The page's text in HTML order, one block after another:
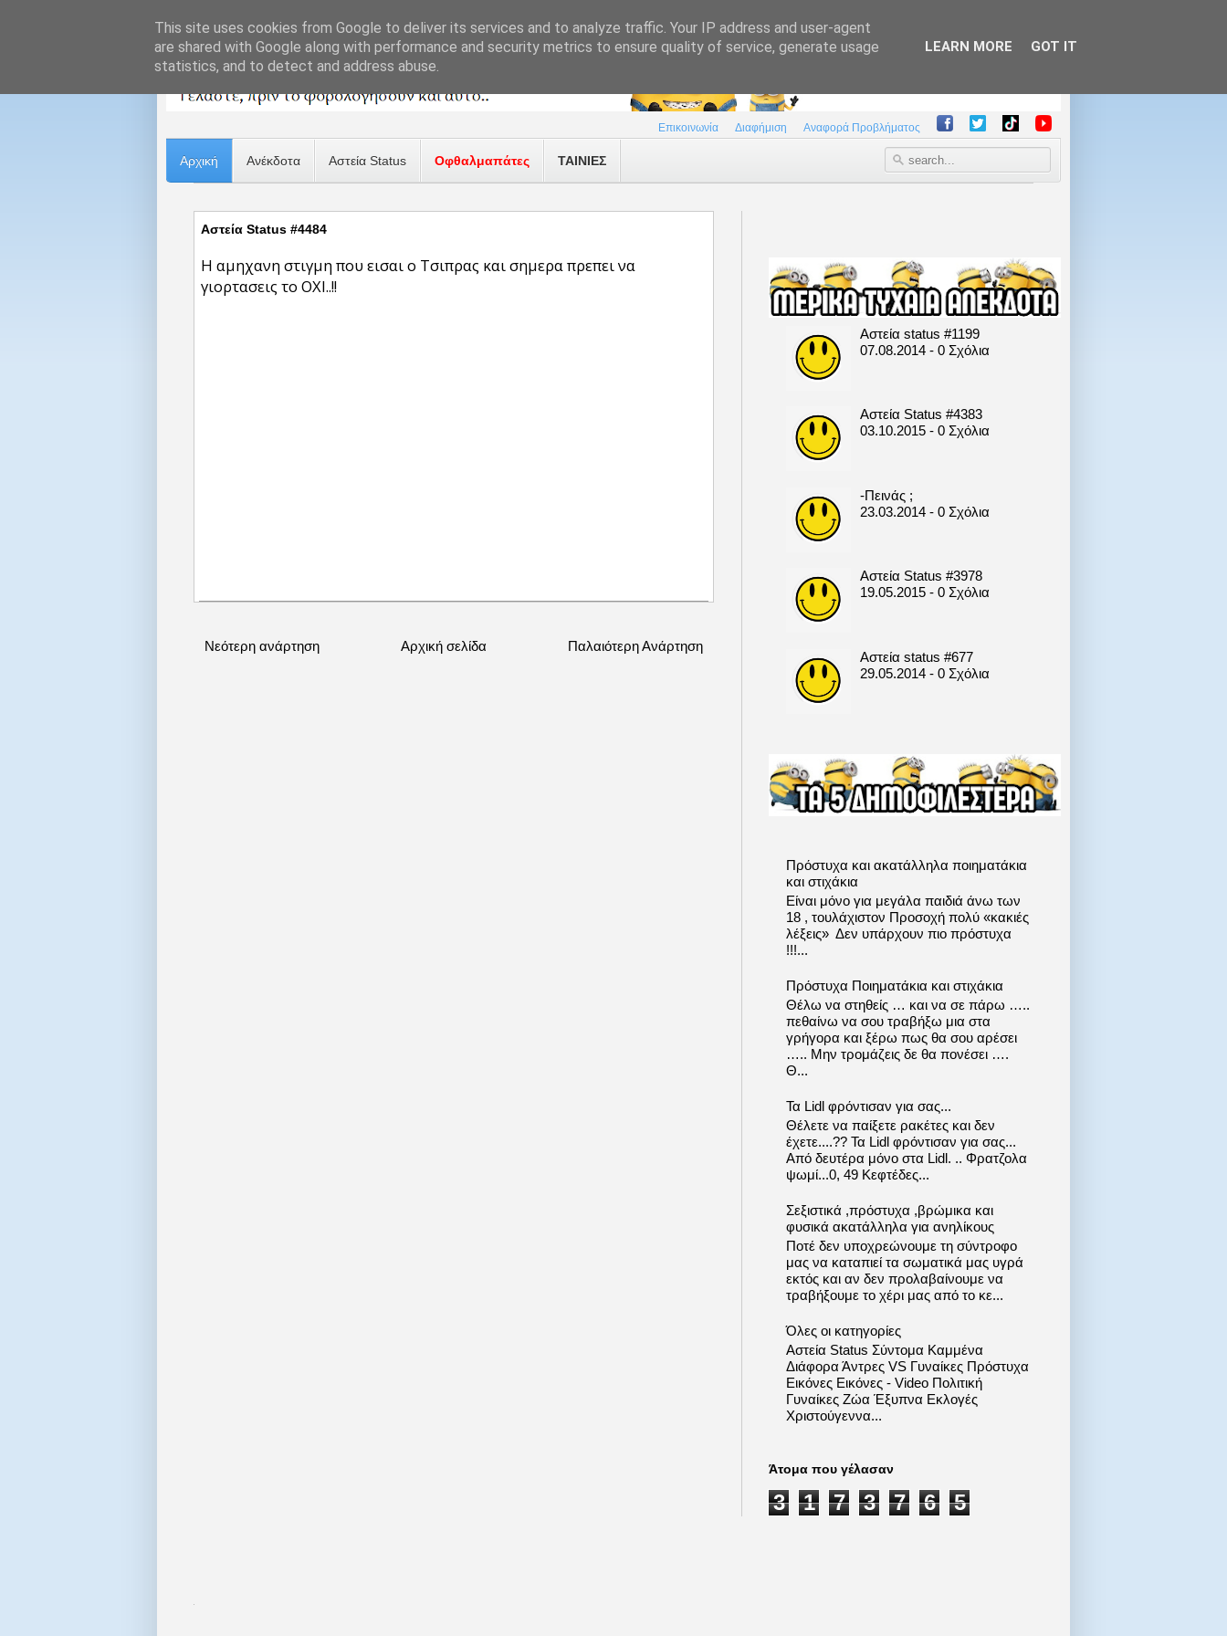
Επικοινωνία Διαφήμιση Αναφορά Προβλήματος
Αρχική Ανέκδοτα Αστεία Status Οφθαλμαπάτες ΤΑΙΝΙΕΣ
Αστεία Status #4484
Η αμηχανη στιγμη που εισαι ο Τσιπρας και σημερα πρεπει να
γιορτασεις το ΟΧΙ..!!
Νεότερη ανάρτηση Παλαιότερη Ανάρτηση
Αρχική σελίδα
Αστεία status #1199
07.08.2014 - 0 Σχόλια
Αστεία Status #4383
03.10.2015 - 0 Σχόλια
-Πεινάς ;
23.03.2014 - 0 Σχόλια
Αστεία Status #3978
19.05.2015 - 0 Σχόλια
Αστεία status #677
29.05.2014 - 0 Σχόλια
Πρόστυχα και ακατάλληλα ποιηματάκια
και στιχάκια
Είναι μόνο για μεγάλα παιδιά άνω των
18 , τουλάχιστον Προσοχή πολύ «κακιές
λέξεις» Δεν υπάρχουν πιο πρόστυχα
!!!...
Πρόστυχα Ποιηματάκια και στιχάκια
Θέλω να στηθείς … και να σε πάρω …..
πεθαίνω να σου τραβήξω μια στα
γρήγορα και ξέρω πως θα σου αρέσει
….. Μην τρομάζεις δε θα πονέσει ….
Θ...
Τα Lidl φρόντισαν για σας...
Θέλετε να παίξετε ρακέτες και δεν
έχετε....?? Τα Lidl φρόντισαν για σας...
Από δευτέρα μόνο στα Lidl. .. Φρατζολα
ψωμί...0, 49 Κεφτέδες...
Σεξιστικά ,πρόστυχα ,βρώμικα και
φυσικά ακατάλληλα για ανηλίκους
Ποτέ δεν υποχρεώνουμε τη σύντροφο
μας να καταπιεί τα σωματικά μας υγρά
εκτός και αν δεν προλαβαίνουμε να
τραβήξουμε το χέρι μας από το κε...
Όλες οι κατηγορίες
Αστεία Status Σύντομα Καμμένα
Διάφορα Άντρες VS Γυναίκες Πρόστυχα
Εικόνες Εικόνες - Video Πολιτική
Γυναίκες Ζώα Έξυπνα Εκλογές
Χριστούγεννα...
Άτομα που γέλασαν
3 1 7 3 7 6 5
This site uses cookies from Google to deliver its services and to analyze traffic. Your IP address and user-agent
are shared with Google along with performance and security metrics to ensure quality of service, generate usage
statistics, and to detect and address abuse.
LEARN MORE GOT IT